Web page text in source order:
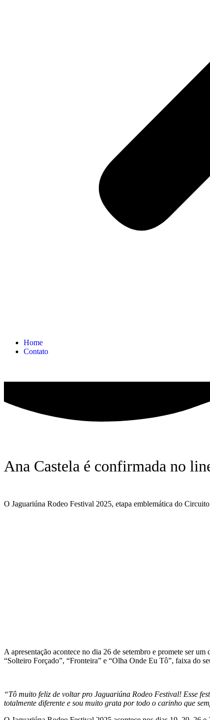
Home
Contato
Ana Castela é confirmada no
O Jaguariúna Rodeo Festival 2025, etapa emblemática do
A apresentação acontece no dia 26 de setembro e promete ser
“Solteiro Forçado”, “Fronteira” e “Olha Onde Eu Tô”, faixa do
“Tô muito feliz de voltar pro Jaguariúna Rodeo Festival! Esse
totalmente diferente e sou muito grata por todo o carinho que